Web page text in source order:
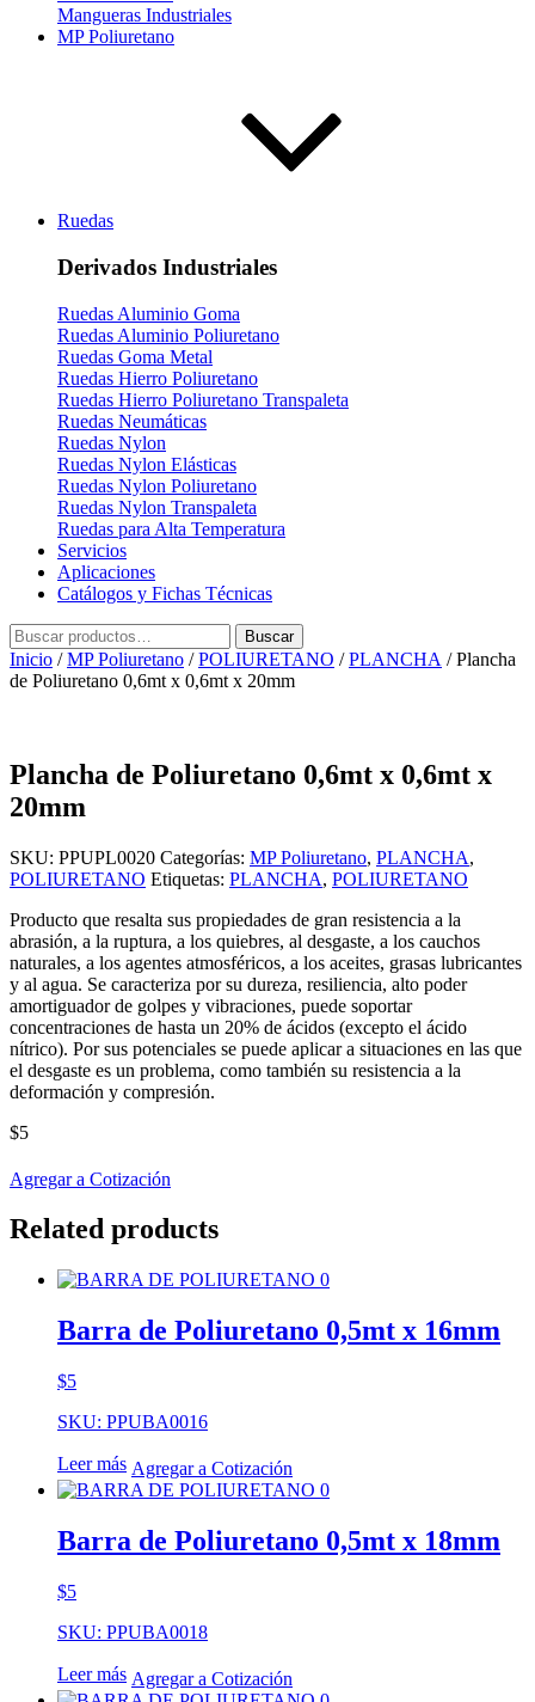
Mangueras Industriales
MP Poliuretano
Ruedas
Derivados Industriales
Ruedas Aluminio Goma
Ruedas Aluminio Poliuretano
Ruedas Goma Metal
Ruedas Hierro Poliuretano
Ruedas Hierro Poliuretano Transpaleta
Ruedas Neumáticas
Ruedas Nylon
Ruedas Nylon Elásticas
Ruedas Nylon Poliuretano
Ruedas Nylon Transpaleta
Ruedas para Alta Temperatura
Servicios
Aplicaciones
Catálogos y Fichas Técnicas
Buscar
por:
Buscar
Inicio /MP Poliuretano /POLIURETANO /PLANCHA / Plancha
de Poliuretano 0,6mt x 0,6mt x 20mm
Plancha de Poliuretano 0,6mt x 0,6mt x
20mm
SKU: PPUPL0020 Categorías: MP Poliuretano, PLANCHA,
POLIURETANO Etiquetas: PLANCHA, POLIURETANO
Producto que resalta sus propiedades de gran resistencia a la
abrasión, a la ruptura, a los quiebres, al desgaste, a los cauchos
naturales, a los agentes atmosféricos, a los aceites, grasas lubricantes
y al agua. Se caracteriza por su dureza, resiliencia, alto poder
amortiguador de golpes y vibraciones, puede soportar
concentraciones de hasta un 20% de ácidos (excepto el ácido
nítrico). Por sus potenciales se puede aplicar a situaciones en las que
el desgaste es un problema, como también su resistencia a la
deformación y compresión.
$5
Agregar a Cotización
Related products
Barra de Poliuretano 0,5mt x 16mm
$5
SKU: PPUBA0016
Leer más Agregar a Cotización
Barra de Poliuretano 0,5mt x 18mm
$5
SKU: PPUBA0018
Leer más Agregar a Cotización